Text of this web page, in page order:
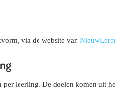
via de website van
leerling. De doelen komen uit